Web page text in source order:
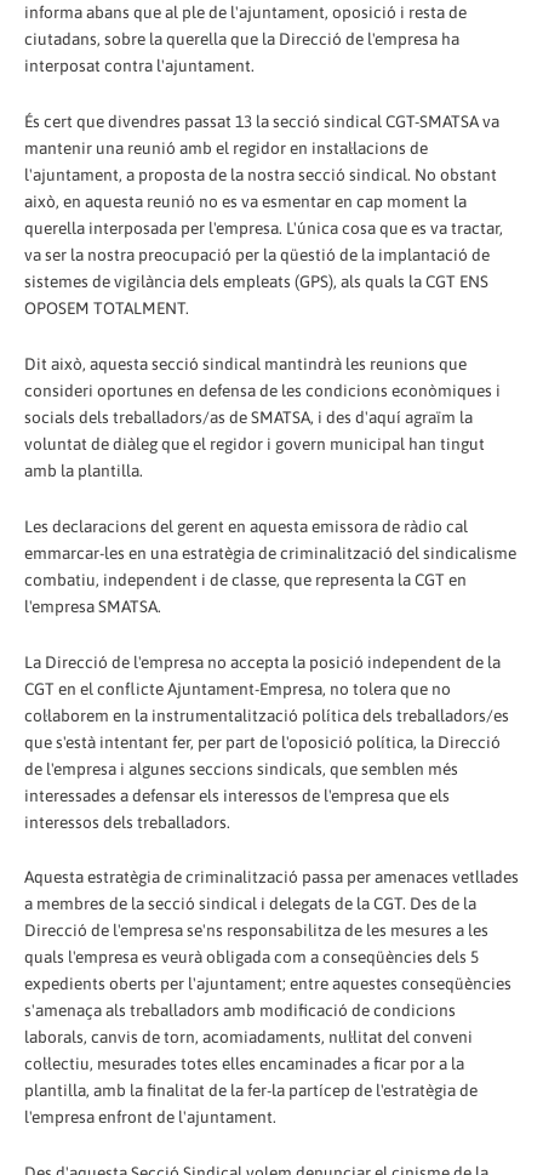
informa abans que al ple de l'ajuntament, oposició i resta de
ciutadans, sobre la querella que la Direcció de l'empresa ha
interposat contra l'ajuntament.
És cert que divendres passat 13 la secció sindical CGT-SMATSA va
mantenir una reunió amb el regidor en instal·lacions de
l'ajuntament, a proposta de la nostra secció sindical. No obstant
això, en aquesta reunió no es va esmentar en cap moment la
querella interposada per l'empresa. L'única cosa que es va tractar,
va ser la nostra preocupació per la qüestió de la implantació de
sistemes de vigilància dels empleats (GPS), als quals la CGT ENS
OPOSEM TOTALMENT.
Dit això, aquesta secció sindical mantindrà les reunions que
consideri oportunes en defensa de les condicions econòmiques i
socials dels treballadors/as de SMATSA, i des d'aquí agraïm la
voluntat de diàleg que el regidor i govern municipal han tingut
amb la plantilla.
Les declaracions del gerent en aquesta emissora de ràdio cal
emmarcar-les en una estratègia de criminalització del sindicalisme
combatiu, independent i de classe, que representa la CGT en
l'empresa SMATSA.
La Direcció de l'empresa no accepta la posició independent de la
CGT en el conflicte Ajuntament-Empresa, no tolera que no
col·laborem en la instrumentalització política dels treballadors/es
que s'està intentant fer, per part de l'oposició política, la Direcció
de l'empresa i algunes seccions sindicals, que semblen més
interessades a defensar els interessos de l'empresa que els
interessos dels treballadors.
Aquesta estratègia de criminalització passa per amenaces vetllades
a membres de la secció sindical i delegats de la CGT. Des de la
Direcció de l'empresa se'ns responsabilitza de les mesures a les
quals l'empresa es veurà obligada com a conseqüències dels 5
expedients oberts per l'ajuntament; entre aquestes conseqüències
s'amenaça als treballadors amb modificació de condicions
laborals, canvis de torn, acomiadaments, nul·litat del conveni
col·lectiu, mesurades totes elles encaminades a ficar por a la
plantilla, amb la finalitat de la fer-la partícep de l'estratègia de
l'empresa enfront de l'ajuntament.